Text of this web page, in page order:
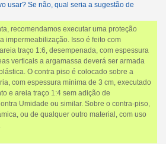
usar? Se não, qual seria a sugestão de
recomendamos executar uma proteção
impermeabilização. Isso é feito com
traço 1:6, desempenada, com espessura
verticais a argamassa deverá ser armada
O contra piso é colocado sobre a
com espessura mínima de 3 cm, executado
e areia traço 1:4 sem adição de
Umidade ou similar. Sobre o contra-piso,
ou de qualquer outro material, com uso